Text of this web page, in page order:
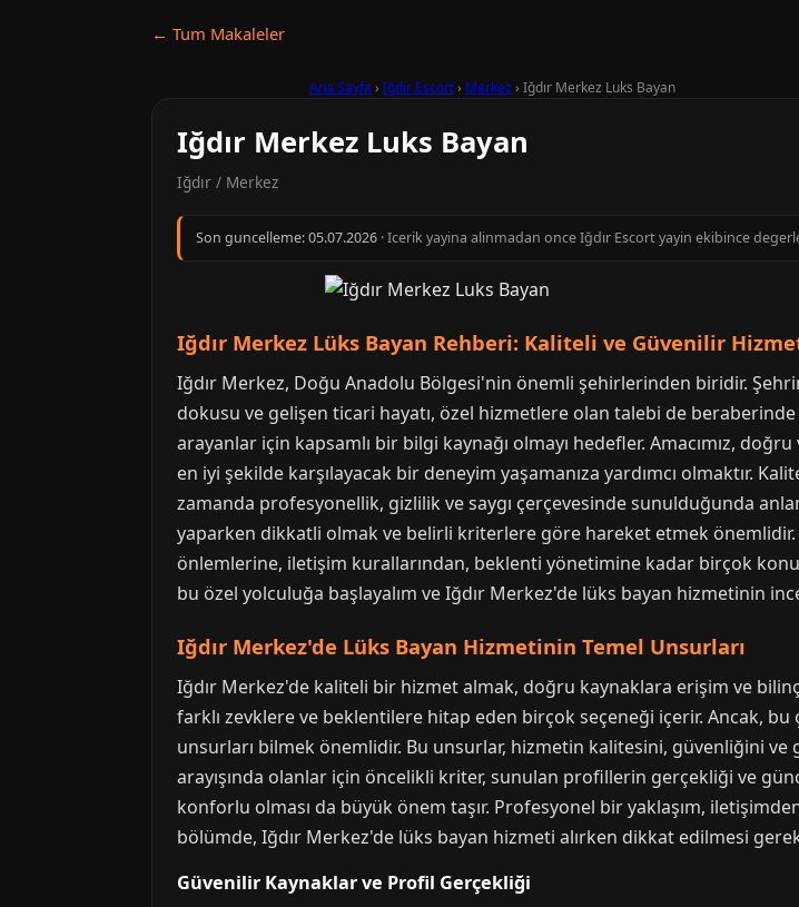
← Tum Makaleler
Ana Sayfa › Iğdır Escort› Merkez› Iğdır Merkez Luks Bayan
Iğdır Merkez Luks Bayan
Iğdır / Merkez
Son guncelleme:05.07.2026 · Icerik yayina alinmadan once Iğdır Escort yayin ekibince
Iğdır Merkez Lüks Bayan Rehberi: Kaliteli ve Güvenilir
Iğdır Merkez, Doğu Anadolu Bölgesi'nin önemli şehirlerinden biridir.
dokusu ve gelişen ticari hayatı, özel hizmetlere olan talebi de
arayanlar için kapsamlı bir bilgi kaynağı olmayı hedefler. Amacımız,
en iyi şekilde karşılayacak bir deneyim yaşamanıza yardımcı olmaktır.
zamanda profesyonellik, gizlilik ve saygı çerçevesinde sunulduğunda
yaparken dikkatli olmak ve belirli kriterlere göre hareket etmek önemlidir.
önlemlerine, iletişim kurallarından, beklenti yönetimine kadar birçok
bu özel yolculuğa başlayalım ve Iğdır Merkez'de lüks bayan hizmetinin
Iğdır Merkez'de Lüks Bayan Hizmetinin Temel Unsurları
Iğdır Merkez'de kaliteli bir hizmet almak, doğru kaynaklara erişim ve
farklı zevklere ve beklentilere hitap eden birçok seçeneği içerir. Ancak,
unsurları bilmek önemlidir. Bu unsurlar, hizmetin kalitesini, güvenliğini
arayışında olanlar için öncelikli kriter, sunulan profillerin gerçekliği ve
konforlu olması da büyük önem taşır. Profesyonel bir yaklaşım,
bölümde, Iğdır Merkez'de lüks bayan hizmeti alırken dikkat edilmesi
Güvenilir Kaynaklar ve Profil Gerçekliği